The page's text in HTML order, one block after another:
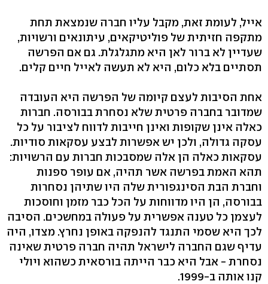
אייל, לעומת זאת, מקבל עליו חברה שנמצאת תחת
מתקפה חזיתית של פוליטיקאים, עיתונאים ורשויות,
שעדיין לא ברור לאן היא מתגלגלת. גם אם הפרשה
תסתיים בלא כלום, היא לא תעשה לאייל חיים קלים.
אחת הסיבות לעצם קיומה של הפרשה היא העובדה
שמדובר בחברה פרטית שלא נסחרת בבורסה. חברות
כאלה אינן שקופות ואינן חייבות לדווח לציבור על כל
עסקה גדולה, ולכן יש אפשרות לבצע עסקאות סודיות.
עסקאות כאלה הן אלה שמסבכות חברות עם הרשויות:
תהא האמת בפרשה אשר תהיה, אם עופר ספנות
וחברת הבת הסינגפורית שלה היו שתיהן נסחרות
בבורסה, הן היו מדווחות על הכל כבר מזמן וחוסכות
לעצמן כל טענה אפשרית על פעולה במחשכים. הסיבה
לכך היא שסמי התנגד להנפקה באופן נחרץ. מצדו, היה
עדיף שגם החברה לישראל תהיה חברה פרטית שאינה
נסחרת - אבל היא כבר הייתה בורסאית כשהוא ויולי
קנו אותה ב-1999.